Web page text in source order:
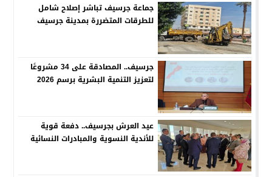
جماعة جرسيف تباشر إصلاح شامل
للطرقات المتضررة بمدينة جرسيف
جرسيف.. المصادقة على 34 مشروعًا
لتعزيز التنمية البشرية برسم 2026
عيد العرش بجرسيف.. دفعة قوية
للأندية النسوية والمبادرات النسائية